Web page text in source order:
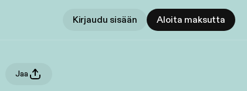
Kirjaudu sisään Aloita maksutta
Jaa